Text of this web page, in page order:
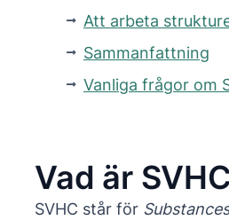
Att arbeta
Sammanfattning
Vanliga frågor om
Vad är
SVHC står för